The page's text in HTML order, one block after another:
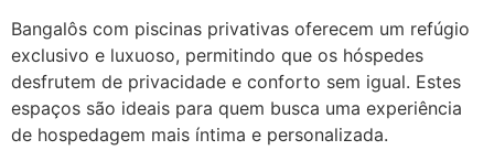
Bangalôs com piscinas privativas oferecem um refúgio
exclusivo e luxuoso, permitindo que os hóspedes
desfrutem de privacidade e conforto sem igual. Estes
espaços são ideais para quem busca uma experiência
de hospedagem mais íntima e personalizada.